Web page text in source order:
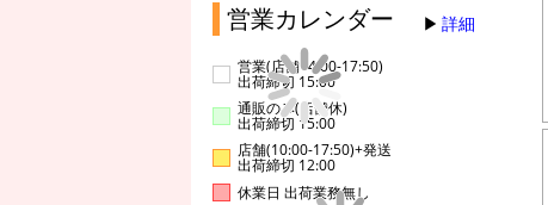
営業カレンダー 詳細
営業(店舗14:00-17:50)
出荷締切 15:00
通販のみ(店舗休)
出荷締切 15:00
店舗(10:00-17:50)+発送
出荷締切 12:00
休業日 出荷業務無し